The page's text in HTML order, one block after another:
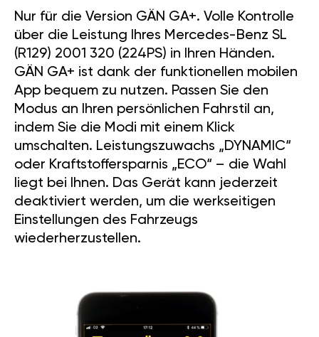
Nur für die Version GÄN GA+. Volle Kontrolle
über die Leistung Ihres Mercedes-Benz SL
(R129) 2001 320 (224PS) in Ihren Händen.
GÄN GA+ ist dank der funktionellen mobilen
App bequem zu nutzen. Passen Sie den
Modus an Ihren persönlichen Fahrstil an,
indem Sie die Modi mit einem Klick
umschalten. Leistungszuwachs „DYNAMIC“
oder Kraftstoffersparnis „ECO“ – die Wahl
liegt bei Ihnen. Das Gerät kann jederzeit
deaktiviert werden, um die werkseitigen
Einstellungen des Fahrzeugs
wiederherzustellen.